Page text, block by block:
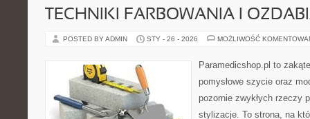
TECHNIKI FARBOWANIA I
POSTED BY ADMIN STY - 26 - 2026 MOŻLIWOŚĆ
Paramedicshop.pl to
pomysłowe szycie oraz
pozornie zwykłych rzeczy
stylizacje. To strona, na